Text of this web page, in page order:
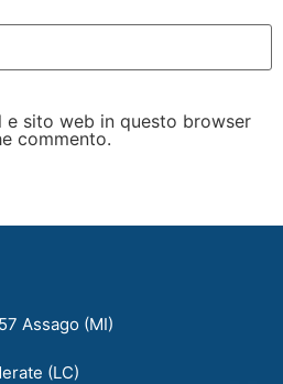
e sito web in questo browser
commento.
Assago (MI)
(LC)